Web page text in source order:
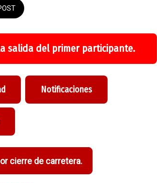
salida del primer participante.
Notificaciones
cierre de carretera.